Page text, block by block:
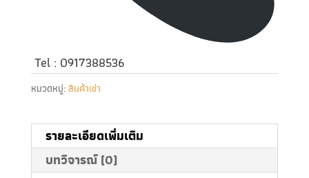
Tel : 0917388536
หมวดหมู่:สินค้าเช่า
รายละเอียดเพิ่มเติม
บทวิจารณ์ (0)